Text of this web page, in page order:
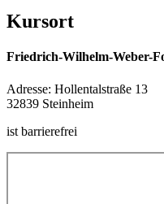
Kursort
Friedrich-Wilhelm-Weber-
Adresse: Hollentalstraße 13
32839 Steinheim
ist barrierefrei